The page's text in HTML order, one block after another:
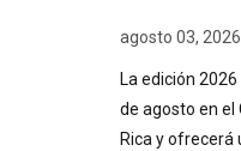
agosto 03, 2026
La edición
de agosto en el
Rica y ofrecerá